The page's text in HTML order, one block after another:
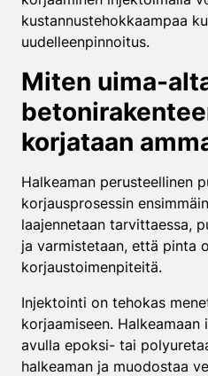
kustannustehokkaampaa
uudelleenpinnoitus.
Miten uima-
korjataan
Halkeaman perusteellinen
korjausprosessin
laajennetaan tarvittaessa,
ja varmistetaan, että pinta
korjaustoimenpiteitä.
Injektointi on tehokas
korjaamiseen.
avulla epoksi- tai
halkeaman ja muodostaa